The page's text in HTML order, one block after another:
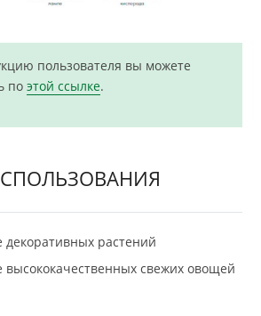
пользователя вы можете
по этой ссылке.
растений
свежих овощей